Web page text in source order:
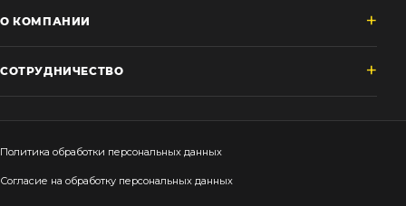
О КОМПАНИИ
СОТРУДНИЧЕСТВО
Политика обработки персональных данных
Согласие на обработку персональных данных